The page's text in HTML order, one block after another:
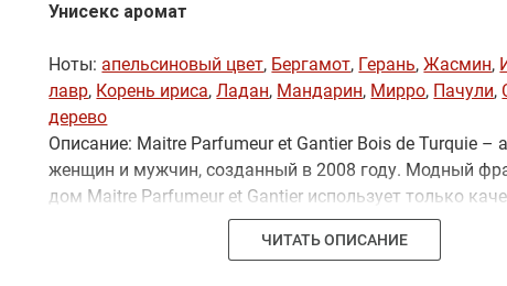
Унисекс аромат
Ноты: апельсиновый цвет, Бергамот, Герань,Жасмин,
лавр, Корень ириса,Ладан, Мандарин, Мирро, Пачули,
дерево
Описание: Maitre Parfumeur et Gantier Bois de Turquie –
женщин и мужчин, созданный в 2008 году. Модный
дом Maitre Parfumeur et Gantier использует только
натуральные компоненты в создании серии элитной
по формуле 17 века. Легендарный парфюмер аромата -
ЧИТАТЬ ОПИСАНИЕ